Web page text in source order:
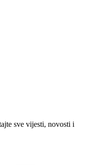
sve vijesti, novosti i